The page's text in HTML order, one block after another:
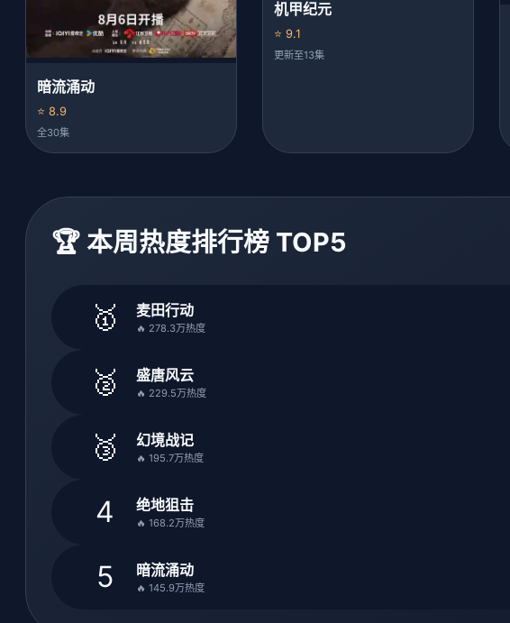
暗流涌动
⭐ 8.9
全30集
机甲纪元
⭐ 9.1
更新至13集
🏆 本周热度排行榜 TOP5
🥇 麦田行动
🔥 278.3万热度
🥈 盛唐风云
🔥 229.5万热度
🥉 幻境战记
🔥 195.7万热度
4 绝地狙击
🔥 168.2万热度
5 暗流涌动
🔥 145.9万热度